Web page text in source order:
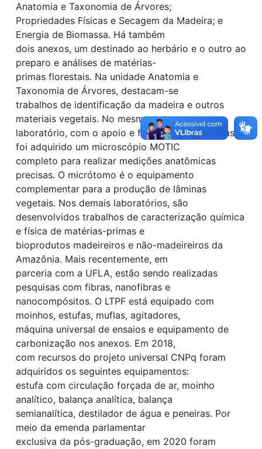
Anatomia e Taxonomia de Árvores;
Propriedades Físicas e Secagem da Madeira; e
Energia de Biomassa. Há também
dois anexos, um destinado ao herbário e o outro ao
preparo e análises de matérias-
primas florestais. Na unidade Anatomia e
Taxonomia de Árvores, destacam-se
trabalhos de identificação da madeira e outros
materiais vegetais. No mesmo
laboratório, com o apoio e fomento de empresas,
foi adquirido um microscópio MOTIC
completo para realizar medições anatômicas
precisas. O micrótomo é o equipamento
complementar para a produção de lâminas
vegetais. Nos demais laboratórios, são
desenvolvidos trabalhos de caracterização química
e física de matérias-primas e
bioprodutos madeireiros e não-madeireiros da
Amazônia. Mais recentemente, em
parceria com a UFLA, estão sendo realizadas
pesquisas com fibras, nanofibras e
nanocompósitos. O LTPF está equipado com
moinhos, estufas, muflas, agitadores,
máquina universal de ensaios e equipamento de
carbonização nos anexos. Em 2018,
com recursos do projeto universal CNPq foram
adquiridos os seguintes equipamentos:
estufa com circulação forçada de ar, moinho
analítico, balança analítica, balança
semianalítica, destilador de água e peneiras. Por
meio da emenda parlamentar
exclusiva da pós-graduação, em 2020 foram